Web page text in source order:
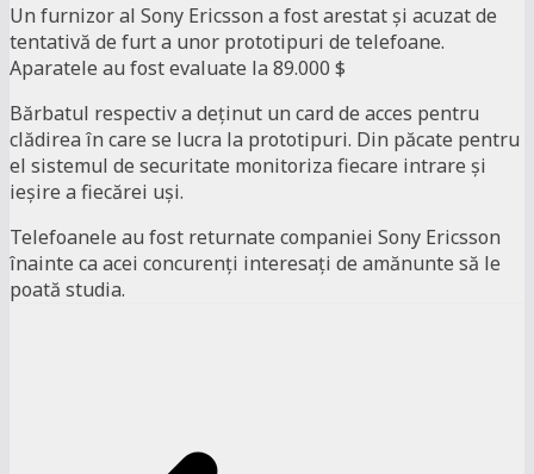
Un furnizor al Sony Ericsson a fost arestat şi acuzat de
tentativă de furt a unor prototipuri de telefoane.
Aparatele au fost evaluate la 89.000 $
Bărbatul respectiv a deţinut un card de acces pentru
clădirea în care se lucra la prototipuri. Din păcate pentru
el sistemul de securitate monitoriza fiecare intrare şi
ieşire a fiecărei uşi.
Telefoanele au fost returnate companiei Sony Ericsson
înainte ca acei concurenţi interesaţi de amănunte să le
poată studia.